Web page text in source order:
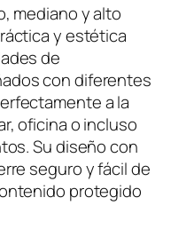
mediano y alto
y estética
de
con diferentes
a la
oficina o incluso
Su diseño con
seguro y fácil de
protegido